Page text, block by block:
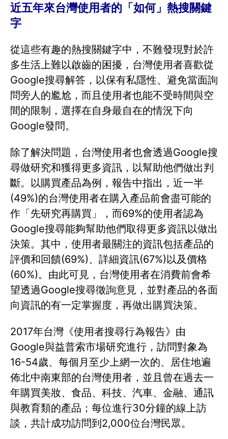
近五年來台灣使用者的「如何」熱搜關鍵
字
從這些有趣的熱搜關鍵字中，不難發現對於許
多生活上難以啟齒的困擾，台灣使用者喜歡從
Google搜尋解答，以保有私隱性、避免當面詢
問旁人的尷尬，而且使用者也能不受時間與空
間的限制，選擇在自身最自在的情況下向
Google發問。
除了解決問題，台灣使用者也會透過Google搜
尋做研究和獲得更多資訊，以幫助他們做出判
斷。以購買產品為例，報告中指出，近一半
(49%)的台灣使用者在購入產品前會盡可能的
作「先研究再購買」，而69%的使用者認為
Google搜尋能夠幫助他們取得更多資訊以做出
決策。其中，使用者最關注的資訊包括產品的
評價和回饋(69%)、詳細資訊(67%)以及價格
(60%)。由此可見，台灣使用者在消費前會希
望透過Google搜尋徵詢意見，並對產品的各面
向資訊的有一定掌握度，再做出購買決策。
2017年台灣《使用者搜尋行為報告》由
Google與益普索市場研究進行，訪問對象為
16-54歲、每個月至少上網一次的、居住地遍
佈北中南東部的台灣使用者，並且曾在過去一
年購買美妝、食品、科技、汽車、金融、通訊
與教育類的產品；每位進行30分鐘的線上訪
談，共計成功訪問到2,000位台灣民眾。